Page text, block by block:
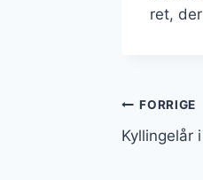
ret,
FORRIGE
Kyllingelår